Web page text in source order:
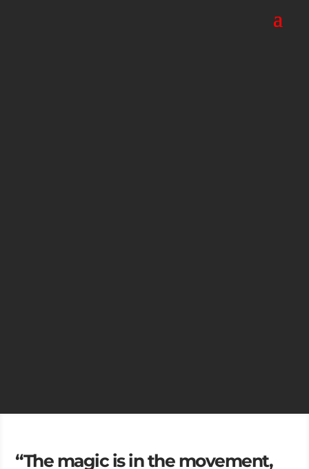
“The magic is in the movement,